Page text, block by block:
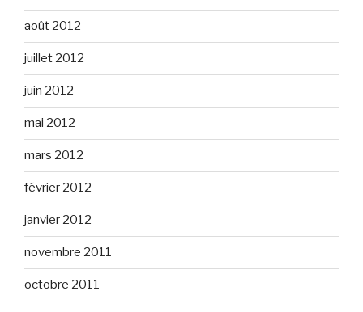
août 2012
juillet 2012
juin 2012
mai 2012
mars 2012
février 2012
janvier 2012
novembre 2011
octobre 2011